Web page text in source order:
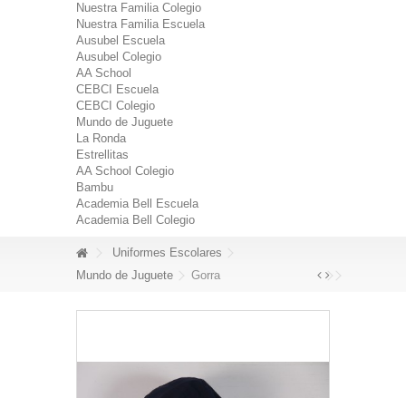
Nuestra Familia Colegio
Nuestra Familia Escuela
Ausubel Escuela
Ausubel Colegio
AA School
CEBCI Escuela
CEBCI Colegio
Mundo de Juguete
La Ronda
Estrellitas
AA School Colegio
Bambu
Academia Bell Escuela
Academia Bell Colegio
Uniformes Escolares
Mundo de Juguete
Gorra